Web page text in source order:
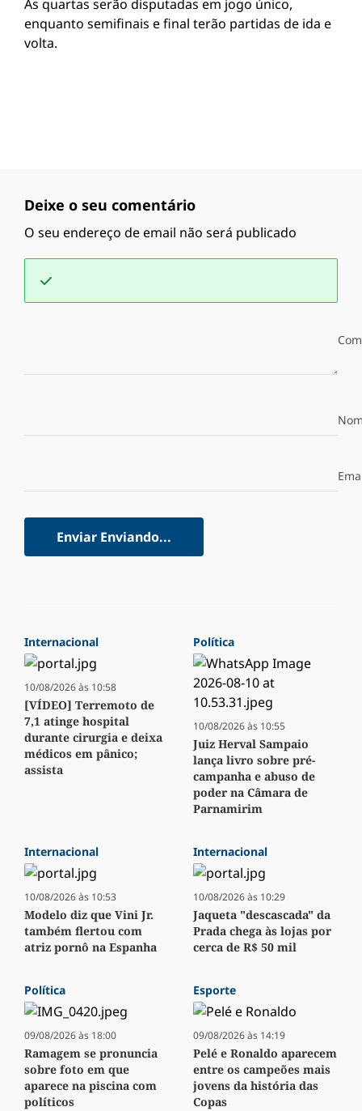
As quartas serão disputadas em jogo único,
enquanto semifinais e final terão partidas de ida e
volta.
Deixe o seu comentário
O seu endereço de email não será publicado
Enviar Enviando...
Internacional
10/08/2026 às 10:58
[VÍDEO] Terremoto de
7,1 atinge hospital
durante cirurgia e deixa
médicos em pânico;
assista
Política
10/08/2026 às 10:55
Juiz Herval Sampaio
lança livro sobre pré-
campanha e abuso de
poder na Câmara de
Parnamirim
Internacional
10/08/2026 às 10:53
Modelo diz que Vini Jr.
também flertou com
atriz pornô na Espanha
Internacional
10/08/2026 às 10:29
Jaqueta "descascada" da
Prada chega às lojas por
cerca de R$ 50 mil
Política
09/08/2026 às 18:00
Ramagem se pronuncia
sobre foto em que
aparece na piscina com
políticos
Esporte
09/08/2026 às 14:19
Pelé e Ronaldo aparecem
entre os campeões mais
jovens da história das
Copas